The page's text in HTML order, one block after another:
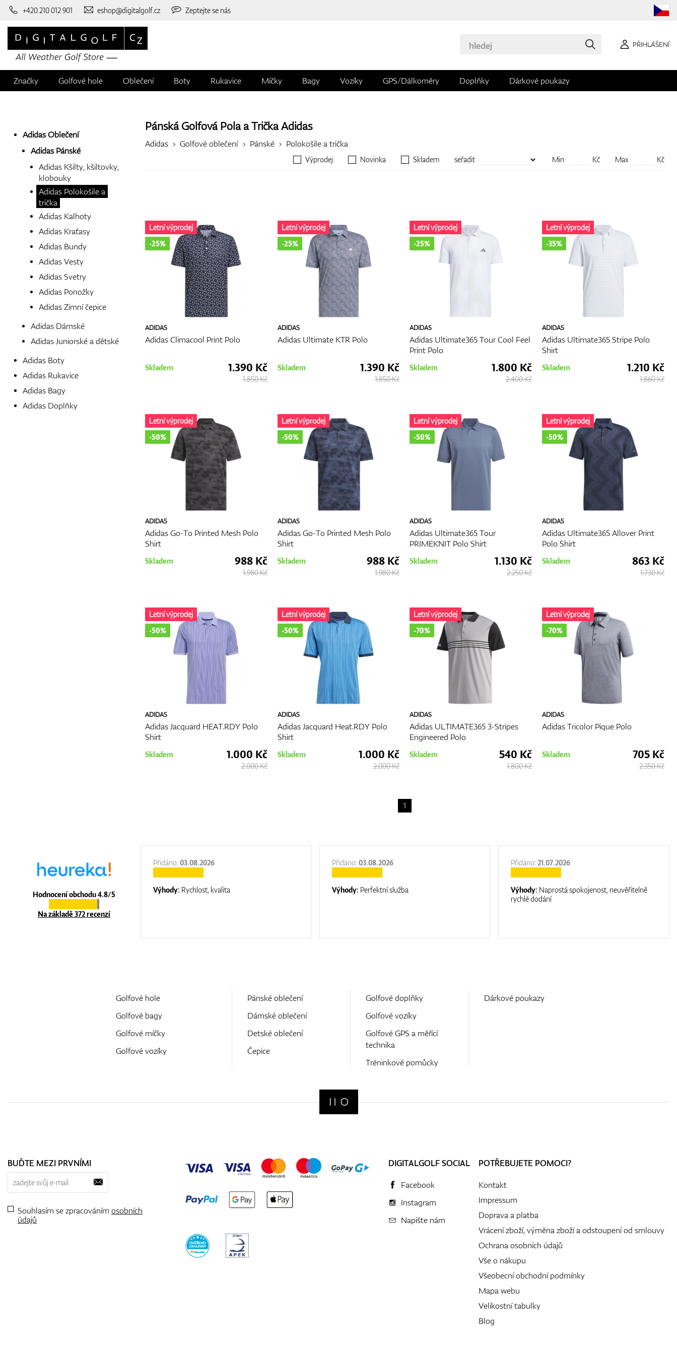
+420 210 012 901 eshop@digitalgolf.cz Zeptejte se nás
PŘIHLÁŠENÍ
Značky Golfové hole Oblečení Boty Rukavice Míčky Bagy Vozíky GPS/Dálkoměry Doplňky Dárkové poukazy
Adidas Oblečení
Adidas Pánské
Adidas Kšilty, kšiltovky,
klobouky
Adidas Polokošile a
trička
Adidas Kalhoty
Adidas Kraťasy
Adidas Bundy
Adidas Vesty
Adidas Svetry
Adidas Ponožky
Adidas Zimní čepice
Adidas Dámské
Adidas Juniorské a dětské
Adidas Boty
Adidas Rukavice
Adidas Bagy
Adidas Doplňky
Pánská Golfová Pola a TričkaAdidas
Adidas Golfové oblečení Pánské Polokošile a trička
Výprodej Novinka Skladem seřadit Min Kč Max Kč
ADIDAS
Adidas Climacool Print Polo
Letní výprodej
-25%
Skladem 1.390 Kč
1.850 Kč
ADIDAS
Adidas Ultimate KTR Polo
Letní výprodej
-25%
Skladem 1.390 Kč
1.850 Kč
ADIDAS
Adidas Ultimate365 Tour Cool Feel
Print Polo
Letní výprodej
-25%
Skladem 1.800 Kč
2.400 Kč
ADIDAS
Adidas Ultimate365 Stripe Polo
Shirt
Letní výprodej
-35%
Skladem 1.210 Kč
1.860 Kč
ADIDAS
Adidas Go-To Printed Mesh Polo
Shirt
Letní výprodej
-50%
Skladem 988 Kč
1.980 Kč
ADIDAS
Adidas Go-To Printed Mesh Polo
Shirt
Letní výprodej
-50%
Skladem 988 Kč
1.980 Kč
ADIDAS
Adidas Ultimate365 Tour
PRIMEKNIT Polo Shirt
Letní výprodej
-50%
Skladem 1.130 Kč
2.250 Kč
ADIDAS
Adidas Ultimate365 Allover Print
Polo Shirt
Letní výprodej
-50%
Skladem 863 Kč
1.730 Kč
ADIDAS
Adidas Jacquard HEAT.RDY Polo
Shirt
Letní výprodej
-50%
Skladem 1.000 Kč
2.000 Kč
ADIDAS
Adidas Jacquard Heat.RDY Polo
Shirt
Letní výprodej
-50%
Skladem 1.000 Kč
2.000 Kč
ADIDAS
Adidas ULTIMATE365 3-Stripes
Engineered Polo
Letní výprodej
-70%
Skladem 540 Kč
1.800 Kč
ADIDAS
Adidas Tricolor Pique Polo
Letní výprodej
-70%
Skladem 705 Kč
2.350 Kč
1
Hodnocení obchodu 4.8/5
Na základě 372 recenzí
Přidáno:03.08.2026
Výhody: Rychlost, kvalita
Přidáno:03.08.2026
Výhody: Perfektní služba
Přidáno:21.07.2026
Výhody: Naprostá spokojenost, neuvěřitelně
rychlé dodání
Golfové hole
Golfové bagy
Golfové míčky
Golfové vozíky
Pánské oblečení
Dámské oblečení
Detské oblečení
Čepice
Golfové doplňky
Golfové vozíky
Golfové GPS a měřící
technika
Tréninkové pomůcky
Dárkové poukazy
BUĎTE MEZI PRVNÍMI
Souhlasím se zpracováním osobních
údajů
DIGITALGOLF SOCIAL
Facebook
Instagram
Napište nám
POTŘEBUJETE POMOCI?
Kontakt
Impressum
Doprava a platba
Vrácení zboží, výměna zboží a odstoupení od smlouvy
Ochrana osobních údajů
Vše o nákupu
Všeobecní obchodní podmínky
Mapa webu
Velikostní tabulky
Blog